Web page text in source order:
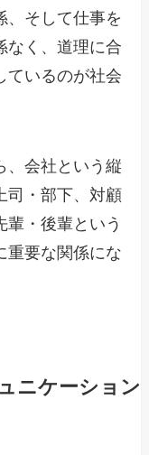
、そして仕事を
なく、道理に合
ているのが社会
、会社という縦
司・部下、対顧
輩・後輩という
重要な関係にな
ニケーション